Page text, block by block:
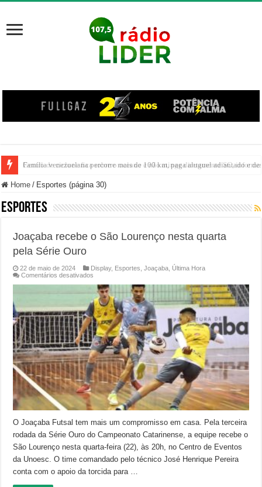
Centro de ciclone fica sobre o oceano e não atinge diretamente SC,
Home / Esportes (página 30)
Esportes
Joaçaba recebe o São Lourenço nesta quarta
pela Série Ouro
22 de maio de 2024 Display, Esportes ,Joaçaba Última Hora
Comentários desativados
recebe
o
São
Lourenço
nesta
quarta
pela
Série
Ouro
O Joaçaba Futsal tem mais um compromisso em casa. Pela terceira
rodada da Série Ouro do Campeonato Catarinense, a equipe recebe o
São Lourenço nesta quarta-feira (22), às 20h, no Centro de Eventos
da Unoesc. O time comandado pelo técnico José Henrique Pereira
conta com o apoio da torcida para …